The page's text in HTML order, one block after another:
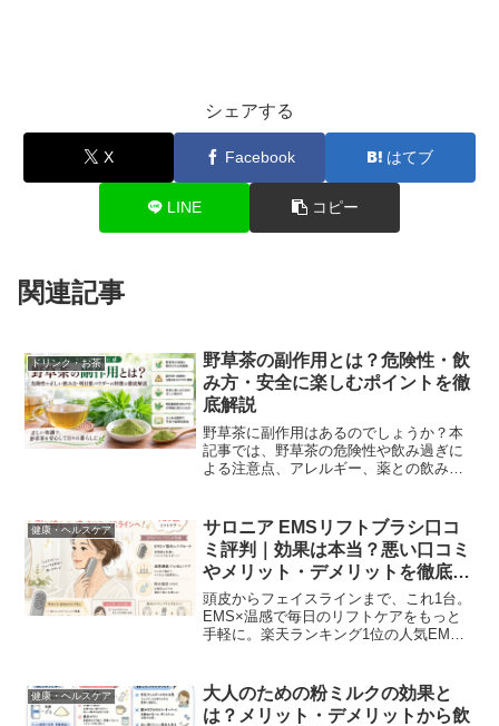
シェアする
X Facebook はてブ
LINE コピー
関連記事
ドリンク・お茶
野草茶の副作用とは？危険性・飲
み方・安全に楽しむポイントを徹
底解説
野草茶に副作用はあるのでしょうか？本
記事では、野草茶の危険性や飲み過ぎに
よる注意点、アレルギー、薬との飲み合
度100％パウダーの特徴や飲み方、商品選
びのポイントも紹介。公的機関の情報を
参考に、安全に取り入れるためのポイン
トをまとめました。
健康・ヘルスケア
サロニア EMSリフトブラシ口コ
ミ評判｜効果は本当？悪い口コミ
やメリット・デメリットを徹底解
説
頭皮からフェイスラインまで、これ1台。
EMS×温感で毎日のリフトケアをもっと
手軽に。楽天ランキング1位の人気EMS
頭皮・表情筋・ボディと全身に使える、
ハリ美容電気ブラ...
健康・ヘルスケア
大人のための粉ミルクの効果と
は？メリット・デメリットから飲